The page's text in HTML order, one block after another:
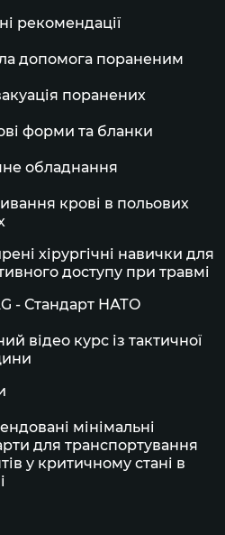
рекомендації
допомога пораненим
поранених
форми та бланки
обладнання
крові в польових
хірургічні навички для
доступу при травмі
- Стандарт НАТО
відео курс із тактичної
мінімальні
для транспортування
у критичному стані в